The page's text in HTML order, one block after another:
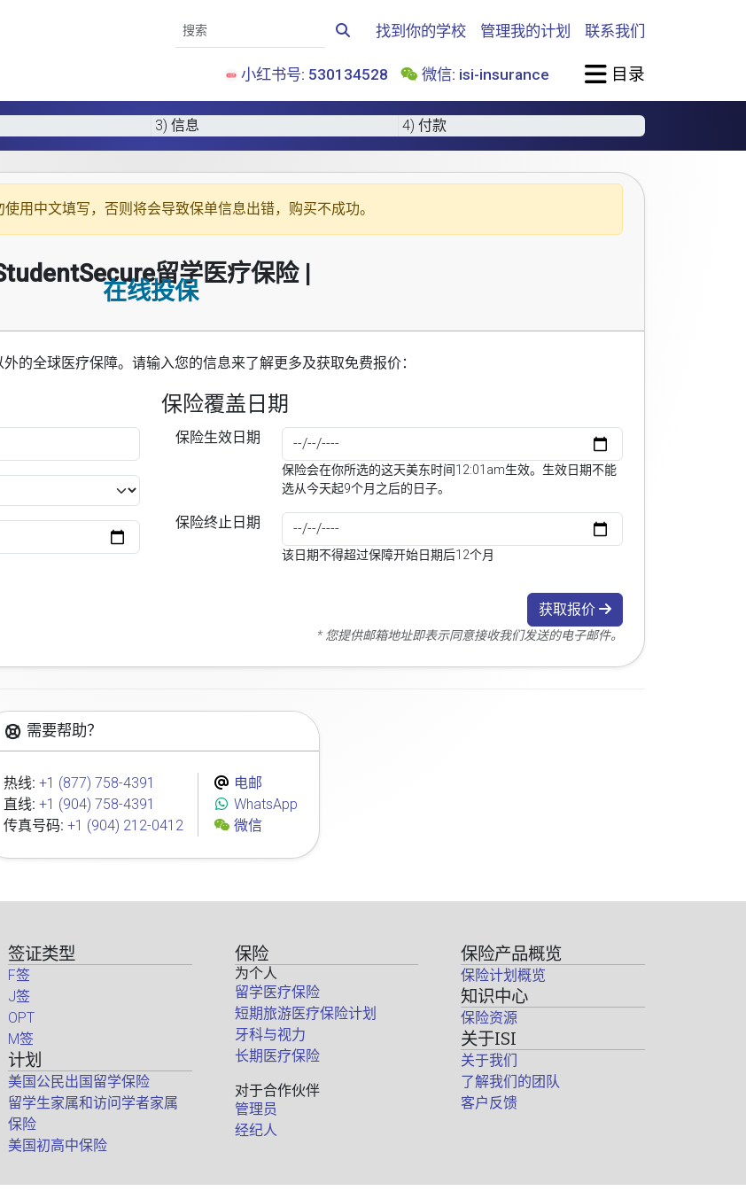
找到你的学校 管理我的计划 联系我们
小红书号: 530134528 微信: isi-insurance 目录
3) 信息 4) 付款
使用中文填写，否则将会导致保单信息出错，购买不成功。
留学医疗保险 |
在线投保
的全球医疗保障。请输入您的信息来了解更多及获取免费报价：
保险覆盖日期
保险生效日期
保险会在你所选的这天美东时间12:01am生效。生效日期不能
选从今天起9个月之后的日子。
保险终止日期
该日期不得超过保障开始日期后12个月
获取报价
* 您提供邮箱地址即表示同意接收我们发送的电子邮件。
需要帮助？
热线: +1 (877) 758-4391
直线: +1 (904) 758-4391
传真号码: +1 (904) 212-0412
电邮
WhatsApp
微信
签证类型
F签
J签
OPT
M签
计划
美国公民出国留学保险
留学生家属和访问学者家属
保险
美国初高中保险
保险
为个人
留学医疗保险
短期旅游医疗保险计划
牙科与视力
长期医疗保险
对于合作伙伴
管理员
经纪人
保险产品概览
保险计划概览
知识中心
保险资源
关于ISI
关于我们
了解我们的团队
客户反馈